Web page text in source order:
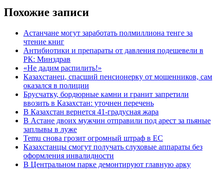
Похожие записи
Астанчане могут заработать полмиллиона тенге за
чтение книг
Антибиотики и препараты от давления подешевели в
РК: Минздрав
«Не дадим распилить!»
Казахстанец, спасший пенсионерку от мошенников, сам
оказался в полиции
Брусчатку, бордюрные камни и гранит запретили
ввозить в Казахстан: уточнен перечень
В Казахстан вернется 41-градусная жара
В Астане двоих мужчин отправили под арест за пьяные
заплывы в луже
Temu снова грозит огромный штраф в ЕС
Казахстанцы смогут получать слуховые аппараты без
оформления инвалидности
В Центральном парке демонтируют главную арку